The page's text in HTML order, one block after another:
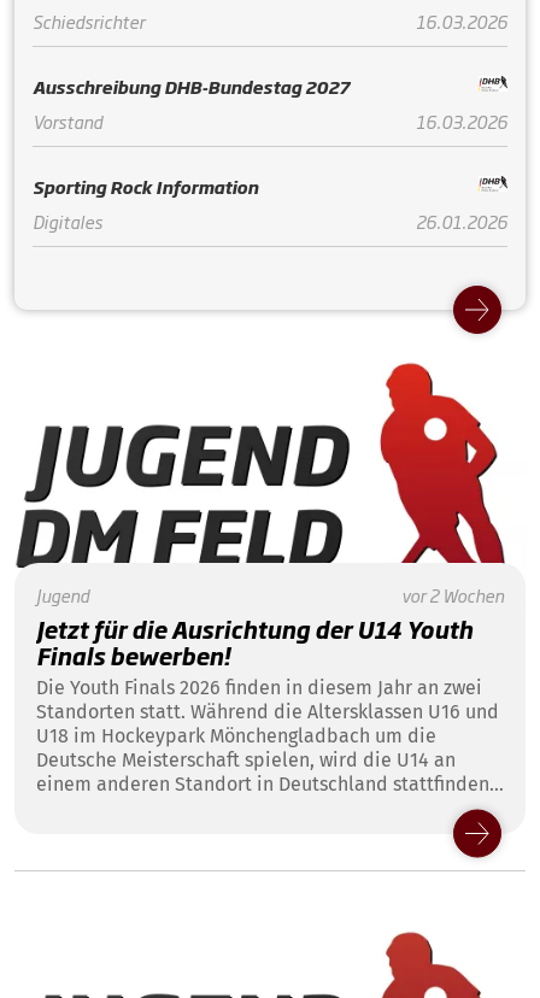
Jugend vor 2 Wochen
Jetzt für die Ausrichtung der U14 Youth
Finals bewerben!
Die Youth Finals 2026 finden in diesem Jahr an zwei
Standorten statt. Während die Altersklassen U16 und
U18 im Hockeypark Mönchengladbach um die
Deutsche Meisterschaft spielen, wird die U14 an
einem anderen Standort in Deutschland stattfinden -
Schiedsrichter
16.03.2026
Ausschreibung DHB-Bundestag 2027
Vorstand
16.03.2026
Sporting Rock Information
Digitales
26.01.2026